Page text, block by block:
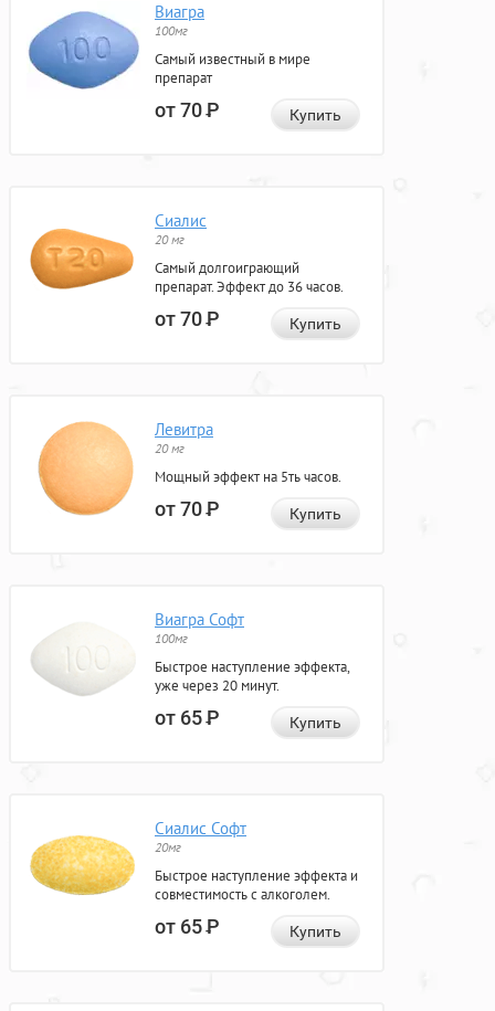
Виагра
100мг
Самый известный в мире
препарат
от 70Р Купить
Сиалис
20 мг
Самый долгоиграющий
препарат. Эффект до 36 часов.
от 70Р Купить
Левитра
20 мг
Мощный эффект на 5ть часов.
от 70Р Купить
Виагра Софт
100мг
Быстрое наступление эффекта,
уже через 20 минут.
от 65Р Купить
Сиалис Софт
20мг
Быстрое наступление эффекта и
совместимость с алкоголем.
от 65Р Купить